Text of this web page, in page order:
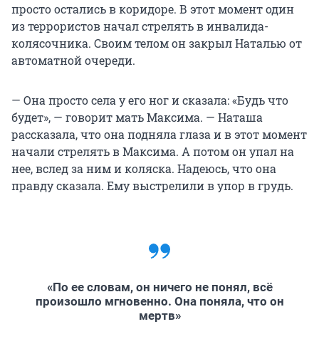
просто остались в коридоре. В этот момент один
из террористов начал стрелять в инвалида-
колясочника. Своим телом он закрыл Наталью от
автоматной очереди.
— Она просто села у его ног и сказала: «Будь что
будет», — говорит мать Максима. — Наташа
рассказала, что она подняла глаза и в этот момент
начали стрелять в Максима. А потом он упал на
нее, вслед за ним и коляска. Надеюсь, что она
правду сказала. Ему выстрелили в упор в грудь.
«По ее словам, он ничего не понял, всё
произошло мгновенно. Она поняла, что он
мертв»